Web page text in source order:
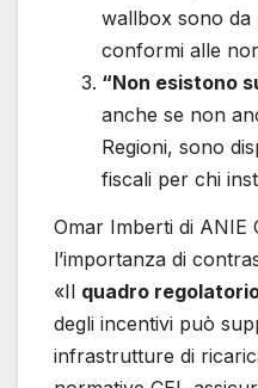
wallbox sono
conformi alle
“Non esistono
anche se non
Regioni, sono
fiscali per chi
Omar Imberti di ANIE
l’importanza di
«Il quadro
degli incentivi può
infrastrutture di